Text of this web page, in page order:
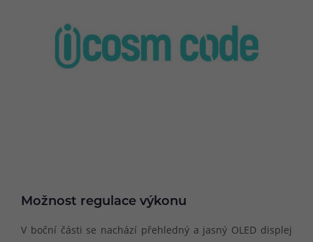
Možnost regulace výkonu
V boční části se nachází přehledný a jasný OLED displej